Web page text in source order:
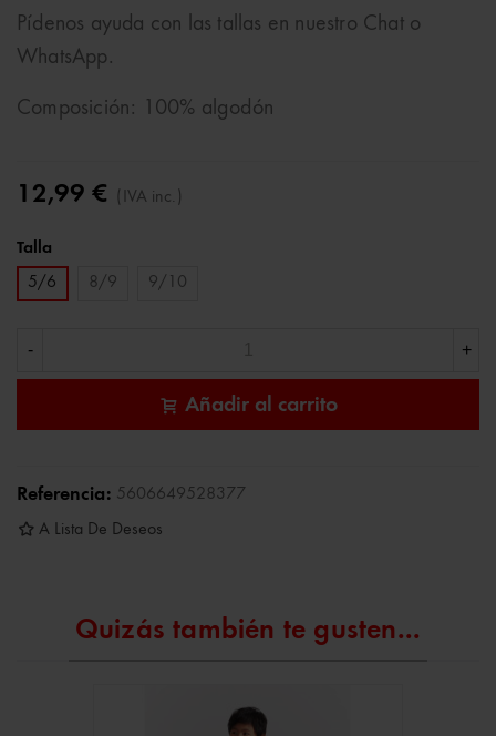
Pídenos ayuda con las tallas en nuestro Chat o
WhatsApp.
Composición: 100% algodón
12,99 € (IVA inc.)
Talla
5/6
8/9 9/10
- +
Añadir al carrito
Referencia: 5606649528377
A Lista De Deseos
Quizás también te gusten...